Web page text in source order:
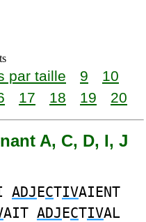
par taille 9
10
17 18 19 20
A, C, D, I, J
ADJECTIVAIENT
AIT ADJECTIVAL